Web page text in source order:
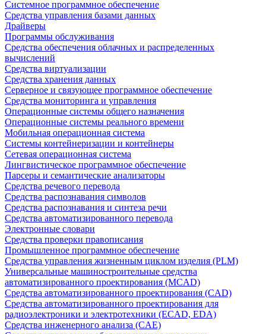
Системное программное обеспечение
Средства управления базами данных
Драйверы
Программы обслуживания
Средства обеспечения облачных и распределенных
вычислений
Средства виртуализации
Средства хранения данных
Серверное и связующее программное обеспечение
Средства мониторинга и управления
Операционные системы общего назначения
Операционные системы реального времени
Мобильная операционная система
Системы контейнеризации и контейнеры
Сетевая операционная система
Лингвистическое программное обеспечение
Парсеры и семантические анализаторы
Средства речевого перевода
Средства распознавания символов
Средства распознавания и синтеза речи
Средства автоматизированного перевода
Электронные словари
Средства проверки правописания
Промышленное программное обеспечение
Средства управления жизненным циклом изделия (PLM)
Универсальные машиностроительные средства
автоматизированного проектирования (MCAD)
Средства автоматизированного проектирования (CAD)
Средства автоматизированного проектирования для
радиоэлектроники и электротехники (ECAD, EDA)
Средства инженерного анализа (CAE)